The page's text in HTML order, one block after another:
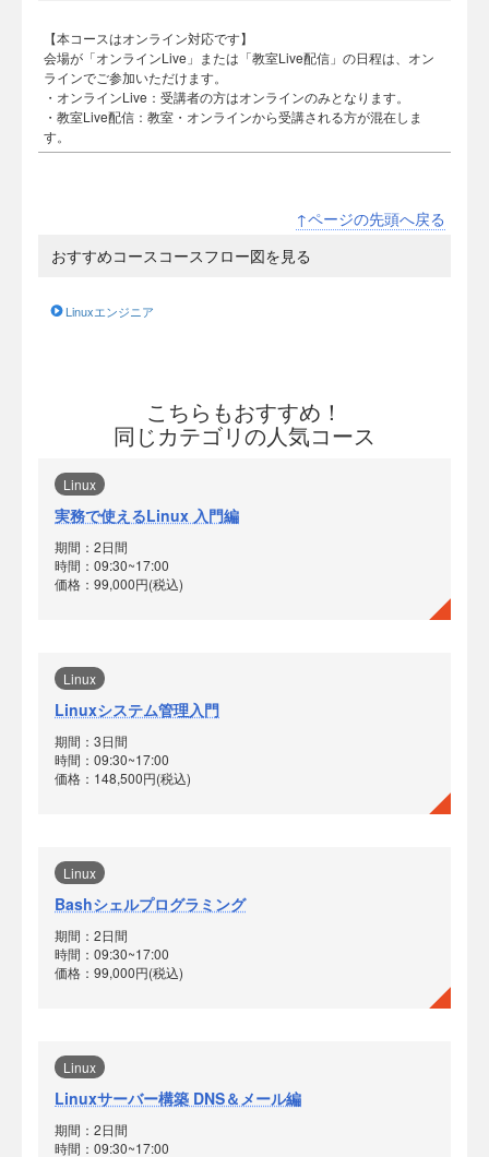
【本コースはオンライン対応です】
会場が「オンラインLive」または「教室Live配信」の日程は、オン
ラインでご参加いただけます。
・オンラインLive：受講者の方はオンラインのみとなります。
・教室Live配信：教室・オンラインから受講される方が混在しま
す。
↑ページの先頭へ戻る
おすすめコースコースフロー図を見る
Linuxエンジニア
こちらもおすすめ！
同じカテゴリの人気コース
Linux
実務で使えるLinux 入門編
期間：2日間
時間：09:30~17:00
価格：99,000円(税込)
Linux
Linuxシステム管理入門
期間：3日間
時間：09:30~17:00
価格：148,500円(税込)
Linux
Bashシェルプログラミング
期間：2日間
時間：09:30~17:00
価格：99,000円(税込)
Linux
Linuxサーバー構築 DNS＆メール編
期間：2日間
時間：09:30~17:00